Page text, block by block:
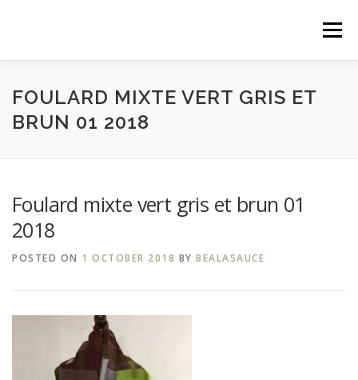
Menu
FILZ.LU MES CRÉATIONS MES EXPOSITIONS
ME CONTACTER DANS LA PRESSE
FOULARD MIXTE VERT GRIS ET
BRUN 01 2018
Foulard mixte vert gris et brun 01
2018
POSTED ON 1 OCTOBER 2018 BY BEALASAUCE